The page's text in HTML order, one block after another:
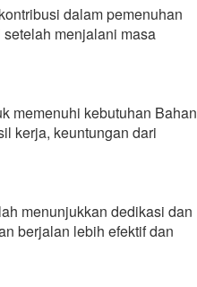
dalam pemenuhan
menjalani masa
memenuhi kebutuhan Bahan
kerja, keuntungan dari
menunjukkan dedikasi dan
berjalan lebih efektif dan